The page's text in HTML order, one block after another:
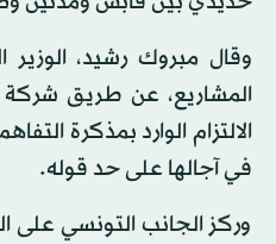
وقال مبروك رشيد، الوزير
المشاريع، عن طريق
الالتزام الوارد بمذكرة
في آجالها على حد قوله.
وركز الجانب التونسي على